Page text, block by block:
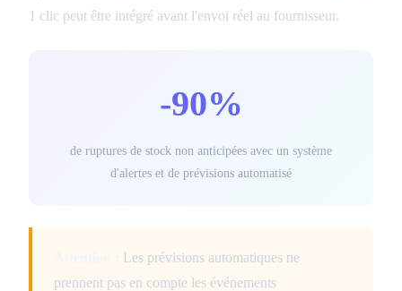
1 clic peut être intégré avant l'envoi réel au fournisseur.
-90%
de ruptures de stock non anticipées avec un système
d'alertes et de prévisions automatisé
Les prévisions automatiques ne
prennent pas en compte les événements